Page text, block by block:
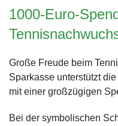
1000-Euro-
Große Freude beim
Sparkasse unterstützt
mit einer großzügigen
Bei der symbolischen